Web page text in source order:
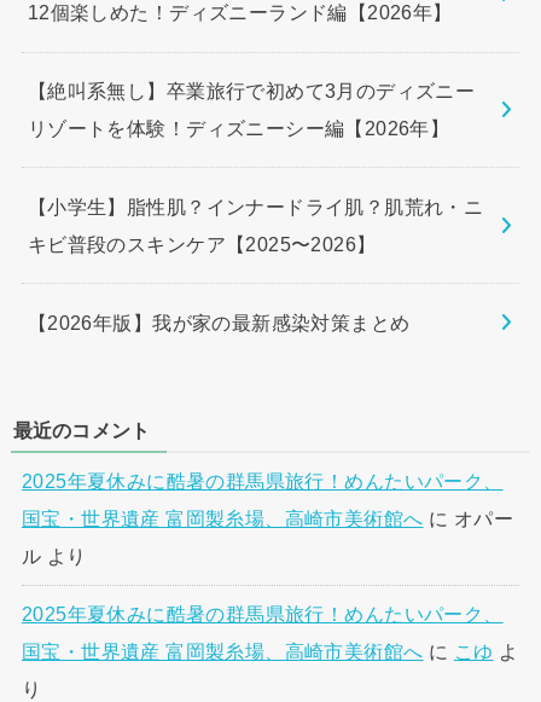
12個楽しめた！ディズニーランド編【2026年】
【絶叫系無し】卒業旅行で初めて3月のディズニー
リゾートを体験！ディズニーシー編【2026年】
【小学生】脂性肌？インナードライ肌？肌荒れ・ニ
キビ普段のスキンケア【2025〜2026】
【2026年版】我が家の最新感染対策まとめ
最近のコメント
2025年夏休みに酷暑の群馬県旅行！めんたいパーク、
国宝・世界遺産 富岡製糸場、高崎市美術館へ に オパー
ル より
2025年夏休みに酷暑の群馬県旅行！めんたいパーク、
国宝・世界遺産 富岡製糸場、高崎市美術館へ に こゆ よ
り